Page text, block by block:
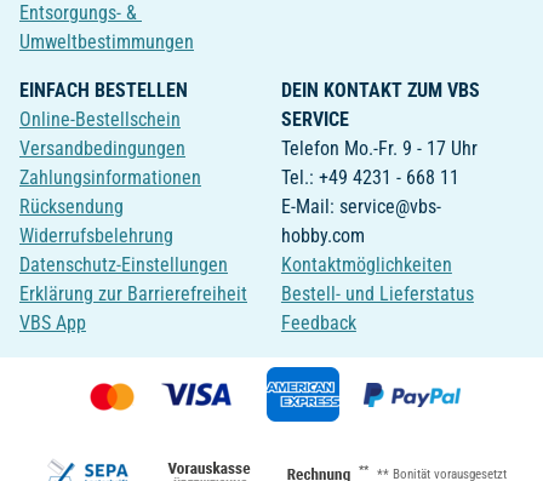
Entsorgungs- &
Umweltbestimmungen
EINFACH BESTELLEN
Online-Bestellschein
Versandbedingungen
Zahlungsinformationen
Rücksendung
Widerrufsbelehrung
Datenschutz-Einstellungen
Erklärung zur Barrierefreiheit
VBS App
DEIN KONTAKT ZUM VBS
SERVICE
Telefon Mo.-Fr. 9 - 17 Uhr
Tel.: +49 4231 - 668 11
E-Mail: service@vbs-
hobby.com
Kontaktmöglichkeiten
Bestell- und Lieferstatus
Feedback
** ** Bonität vorausgesetzt